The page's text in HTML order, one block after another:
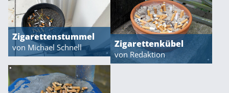
Zigarettenstummel
von Michael Schnell Zigarettenkübel
von Redaktion